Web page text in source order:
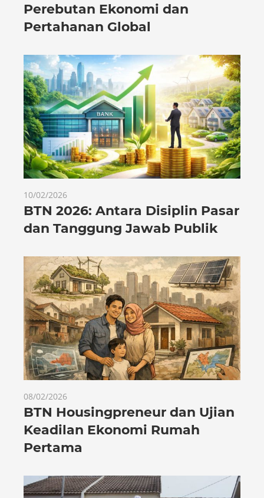
Perebutan Ekonomi dan
Pertahanan Global
10/02/2026
BTN 2026: Antara Disiplin Pasar
dan Tanggung Jawab Publik
08/02/2026
BTN Housingpreneur dan Ujian
Keadilan Ekonomi Rumah
Pertama